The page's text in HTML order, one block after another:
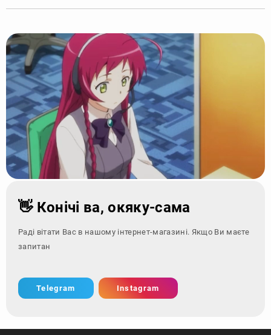
👋 Конічі ва, окяку-сама
Раді вітати Вас в нашому інтернет-магазині. Якщо Ви маєте
запитання - зверні
Telegram Instagram